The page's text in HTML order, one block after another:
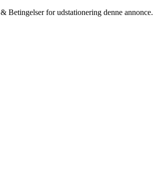
Betingelser for udstationering denne annonce.